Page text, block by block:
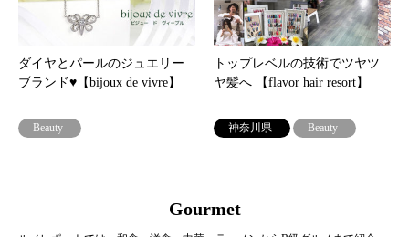
ダイヤとパールのジュエリー
ブランド♥【bijoux de vivre】
Beauty
トップレベルの技術でツヤツ
ヤ髪へ 【flavor hair resort】
神奈川県 Beauty
Gourmet